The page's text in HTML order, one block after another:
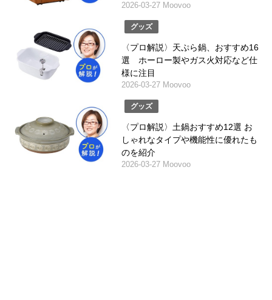
2026-03-27 Moovoo
グッズ
〈プロ解説〉天ぷら鍋、おすすめ16
選 ホーロー製やガス火対応など仕
様に注目
2026-03-27 Moovoo
グッズ
〈プロ解説〉土鍋おすすめ12選 お
しゃれなタイプや機能性に優れたも
のを紹介
2026-03-27 Moovoo